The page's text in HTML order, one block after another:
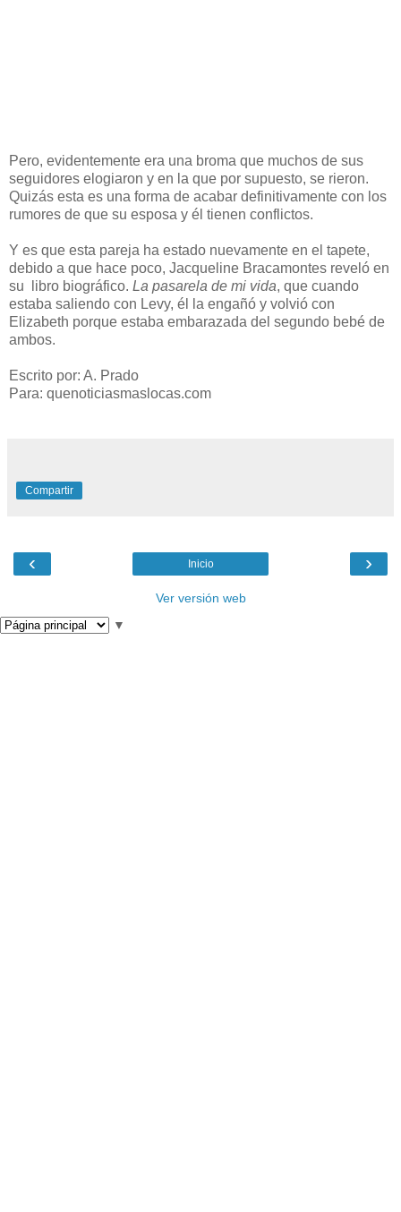
Pero, evidentemente era una broma que muchos de sus
seguidores elogiaron y en la que por supuesto, se rieron.
Quizás esta es una forma de acabar definitivamente con los
rumores de que su esposa y él tienen conflictos.
Y es que esta pareja ha estado nuevamente en el tapete,
debido a que hace poco, Jacqueline Bracamontes reveló en
su libro biográfico. La pasarela de mi vida, que cuando
estaba saliendo con Levy, él la engañó y volvió con
Elizabeth porque estaba embarazada del segundo bebé de
ambos.
Escrito por: A. Prado
Para: quenoticiasmaslocas.com
Compartir
‹ ›
Inicio
Ver versión web
▼